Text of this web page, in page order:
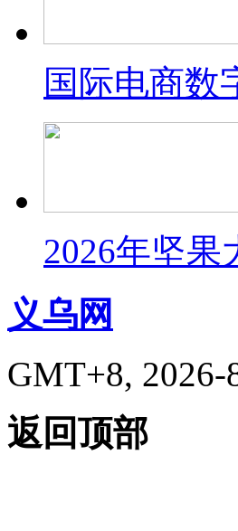
国际电商数
2026年坚
义乌网
GMT+8, 2026-
返回顶部